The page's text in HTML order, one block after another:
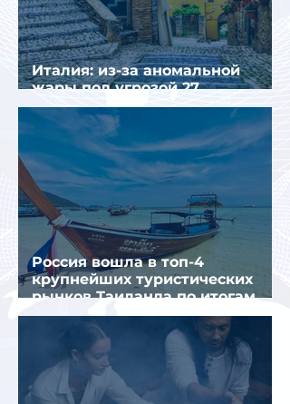
Италия: из-за аномальной
жары под угрозой 27
крупнейших городов
Россия вошла в топ-4
крупнейших туристических
рынков Таиланда по итогам
семи месяцев 2026 года